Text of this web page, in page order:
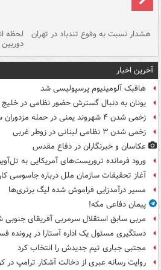
هشدار نسبت به وفوع تندباد در تهران
آخرین اخبار
هافبک آلومینیوم پرسپولیسی شد
یونان به دنبال گسترش حضور نظامی در
زخمی شدن ۴ شهروند یمنی در حمله مزدوران سعودی
زخمی شدن ۳ نظامی لبنانی در زوطر غربی
عکاسان و خبرنگاران در دفاع مقدس
ورود فرمانده تروریست‌های آمریکایی به
آغاز تحقیقات سازمان ملل درباره جاسوسی
مسیر درآمدزایی فراموش شده لیگ برتری‌ها
پیمان دفاعی مکه!
مربی سابق استقلال سرمربی آفریقای جنوبی
دستگیری مسئول یک اداره آستارا در پرونده
مجتبی جباری تیم جدیدش را انتخاب کرد
روایت رسانه عبری از دخالت آشکار ترامپ در